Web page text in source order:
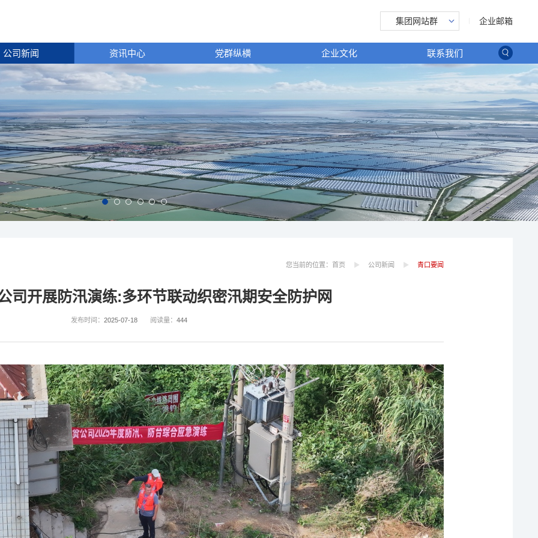
集团网站群 企业邮箱
公司新闻 资讯中心 党群纵横 企业文化 联系我们
您当前的位置： 首页 公司新闻 青口要闻
司开展防汛演练:多环节联动织密汛期安全防护网
发布时间： 2025-07-18 阅读量： 444